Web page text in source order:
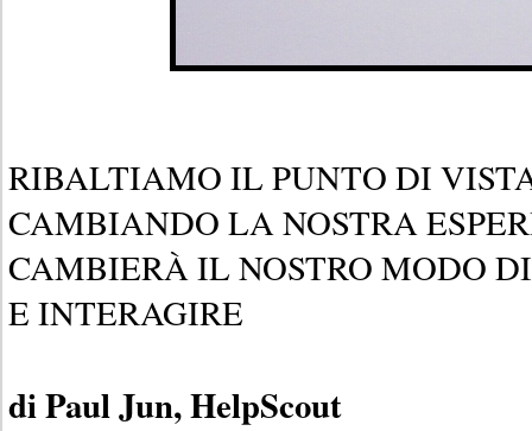
RIBALTIAMO IL PUNTO DI
CAMBIANDO LA NOSTRA
CAMBIERÀ IL NOSTRO MODO
E INTERAGIRE
di Paul Jun, HelpScout